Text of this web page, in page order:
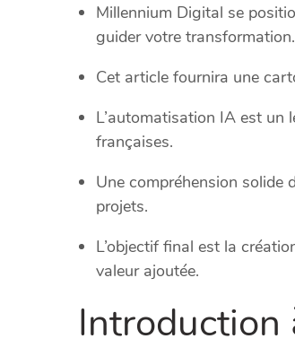
Millennium Digital se
guider votre transformation.
Cet article fournira une
L’automatisation IA est un
françaises.
Une compréhension solide
projets.
L’objectif final est la
valeur ajoutée.
Introduction